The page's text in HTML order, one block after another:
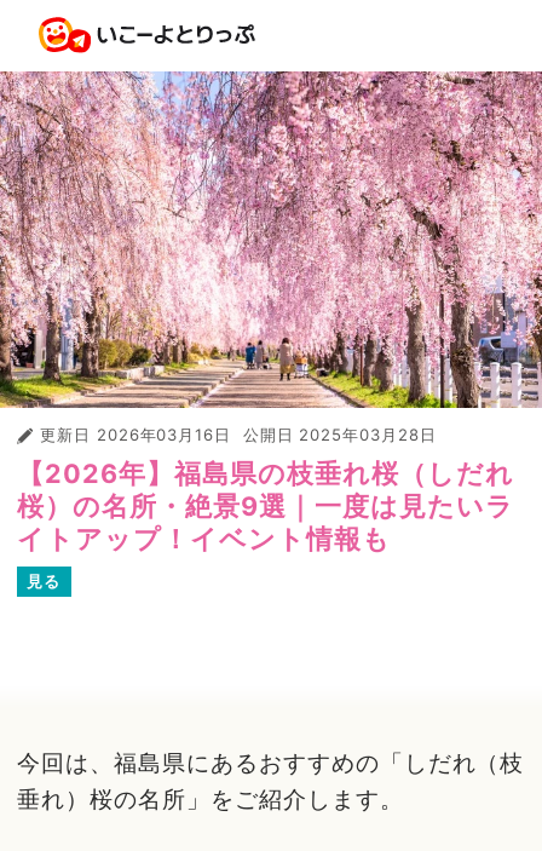
更新日 2026年03月16日 公開日 2025年03月28日
【2026年】福島県の枝垂れ桜（しだれ
桜）の名所・絶景9選｜一度は見たいラ
イトアップ！イベント情報も
見る
今回は、福島県にあるおすすめの「しだれ（枝
垂れ）桜の名所」をご紹介します。